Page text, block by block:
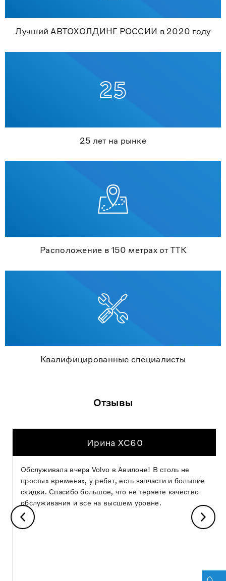
Лучший АВТОХОЛДИНГ РОССИИ в 2020 году
25 лет на рынке
Расположение в 150 метрах от ТТК
Квалифицированные специалисты
Отзывы
Ирина XC60
Обслуживала вчера Volvo в Авилоне! В столь не
простых временах, у ребят, есть запчасти и большие
скидки. Спасибо большое, что не теряете качество
обслуживания и все на высшем уровне.